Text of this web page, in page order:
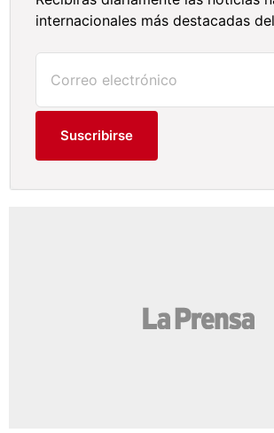
internacionales más destacadas
Suscribirse